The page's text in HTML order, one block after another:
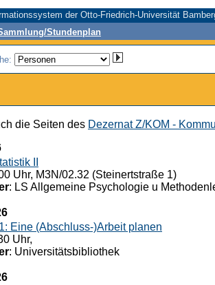
der Otto-Friedrich-Universität
Stundenplan
die Seiten des Dezernat Z/KOM -
II
Uhr, M3N/02.32 (Steinertstraße 1)
: LS Allgemeine Psychologie u
Eine (Abschluss-)Arbeit planen
Uhr,
: Universitätsbibliothek